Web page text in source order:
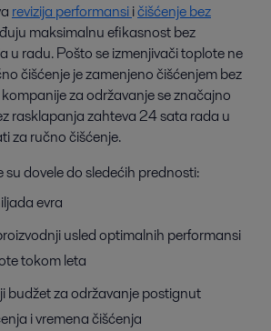
revizija performansiičišćenje bez
maksimalnu efikasnost bez
u radu. Pošto se izmenjivači toplote ne
čišćenje je zamenjeno čišćenjem bez
za održavanje se značajno
rasklapanja zahteva 24 sata rada u
za ručno čišćenje.
dovele do sledećih prednosti:
evra
usled optimalnih performansi
tokom leta
budžet za održavanje postignut
i vremena čišćenja